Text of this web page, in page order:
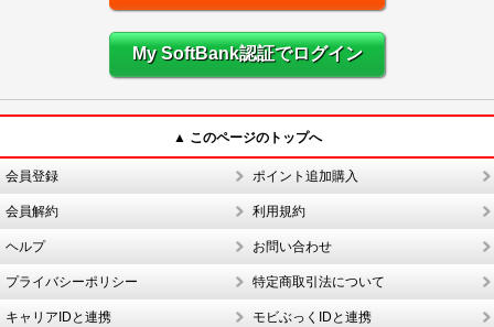
My SoftBank認証でログイン
▲ このページのトップへ
会員登録 ポイント追加購入
会員解約 利用規約
ヘルプ お問い合わせ
プライバシーポリシー 特定商取引法について
キャリアIDと連携 モビぶっくIDと連携